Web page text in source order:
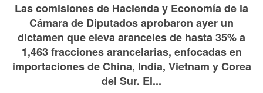
Las comisiones de Hacienda y Economía de la
Cámara de Diputados aprobaron ayer un
dictamen que eleva aranceles de hasta 35% a
1,463 fracciones arancelarias, enfocadas en
importaciones de China, India, Vietnam y Corea
del Sur. El...